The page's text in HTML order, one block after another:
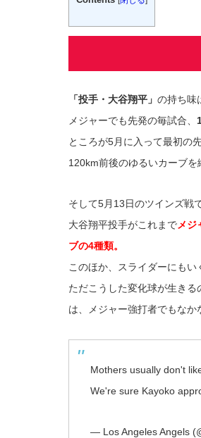
「投手・大谷翔平」 の持ち味
メジャーでも先発の毎試合、
ところが5月に入って最初の
120km前後のゆるいカーブを
そして5月13日のツインズ戦
大谷翔平投手がこれまでメジ
ブの4種類。
このほか、スライダーにも
ただこうした変化球が生き
は、メジャー強打者でもなか
Mothers usually don't
We're sure Kayoko
— Los Angeles Angels